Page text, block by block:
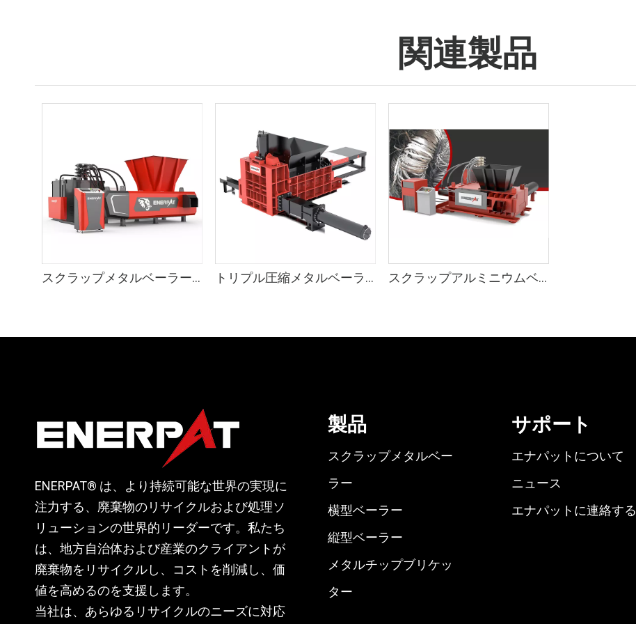
関連製品
スクラップメタルベーラー（AMB-H） トリプル圧縮メタルベーラー スクラップアルミニウムベーラー
ENERPAT® は、より持続可能な世界の実現に
注力する、廃棄物のリサイクルおよび処理ソ
リューションの世界的リーダーです。私たち
は、地方自治体および産業のクライアントが
廃棄物をリサイクルし、コストを削減し、価
値を高めるのを支援します。
当社は、あらゆるリサイクルのニーズに対応
製品
スクラップメタルベー
ラー
横型ベーラー
縦型ベーラー
メタルチップブリケッ
ター
サポート
エナパットについて
ニュース
エナパットに連絡する